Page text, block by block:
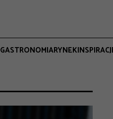
GASTRONOMIARYNEK